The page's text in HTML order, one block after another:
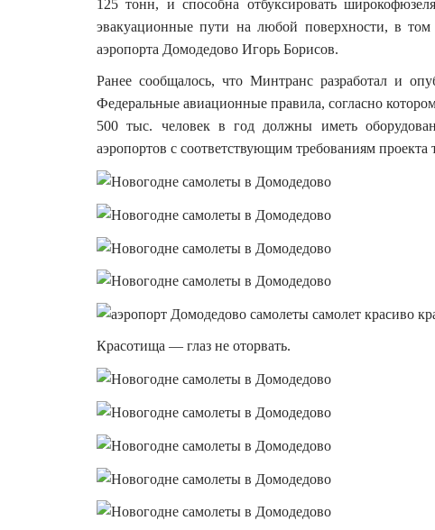
125 тонн, и способна отбуксировать
эвакуационные пути на любой поверхности, в
аэропорта Домодедово Игорь Борисов.
Ранее сообщалось, что Минтранс разработал и
Федеральные авиационные правила, согласно
500 тыс. человек в год должны иметь
аэропортов с соответствующим требованиям проекта
Красотища — глаз не оторвать.